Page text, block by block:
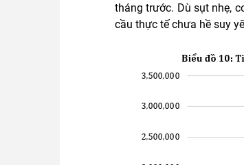
tháng trước. Dù sụt nhẹ,
cầu thực tế chưa hề suy